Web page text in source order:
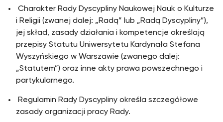
Charakter Rady Dyscypliny Naukowej Nauk o Kulturze
i Religii (zwanej dalej: „Radą” lub „Radą Dyscypliny”),
jej skład, zasady działania i kompetencje określają
przepisy Statutu Uniwersytetu Kardynała Stefana
Wyszyńskiego w Warszawie (zwanego dalej:
„Statutem”) oraz inne akty prawa powszechnego i
partykularnego.
Regulamin Rady Dyscypliny określa szczegółowe
zasady organizacji pracy Rady.